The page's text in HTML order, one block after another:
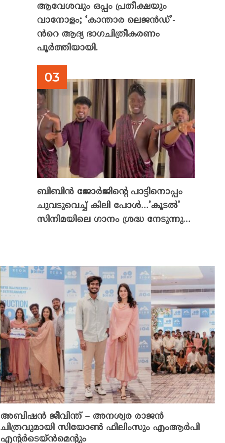
ആവേശവും ഒപ്പം പ്രതീക്ഷയും
വാനോളം; ‘കാന്താര ലെജൻഡ്’-
ൻറെ ആദ്യ ഭാഗചിത്രീകരണം
പൂർത്തിയായി.
ബിബിൻ ജോർജിന്റെ പാട്ടിനൊപ്പം
ചുവടുവെച്ച് കിലി പോൾ…’കൂടൽ’
സിനിമയിലെ ഗാനം ശ്രദ്ധ നേടുന്നു…
അബിഷൻ ജീവിന്ത് – അനശ്വര രാജൻ
ചിത്രവുമായി സിയോൺ ഫിലിംസും എംആർപി
എന്റർടെയ്ൻമെന്റും